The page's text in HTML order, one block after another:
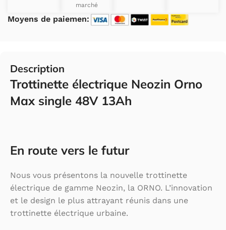
marché
Moyens de paiemen:
Description
Trottinette électrique Neozin Orno
Max single 48V 13Ah
En route vers le futur
Nous vous présentons la nouvelle trottinette
électrique de gamme Neozin, la ORNO. L’innovation
et le design le plus attrayant réunis dans une
trottinette électrique urbaine.